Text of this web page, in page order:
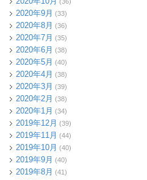
2020年9月 (33)
2020年8月 (36)
2020年7月 (35)
2020年6月 (38)
2020年5月 (40)
2020年4月 (38)
2020年3月 (39)
2020年2月 (38)
2020年1月 (34)
2019年12月 (39)
2019年11月 (44)
2019年10月 (40)
2019年9月 (40)
2019年8月 (41)